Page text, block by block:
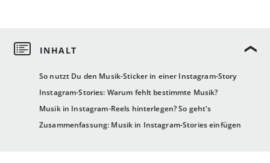
So nutzt Du den Musik-Sticker in einer Instagram-Story
Instagram-Stories: Warum fehlt bestimmte Musik?
Musik in Instagram-Reels hinterlegen? So geht's
Zusammenfassung: Musik in Instagram-Stories einfügen